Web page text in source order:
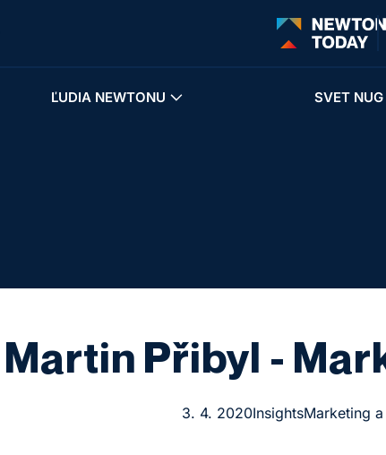
ĽUDIA NEWTONU SVET NUG
Martin Přibyl -
3. 4. 2020InsightsMarketing